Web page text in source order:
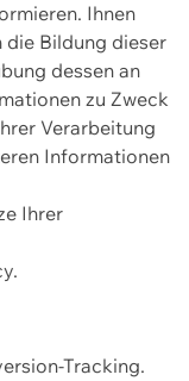
Ihnen
Bildung dieser
dessen an
zu Zweck
Verarbeitung
Informationen
Ihrer
Tracking.